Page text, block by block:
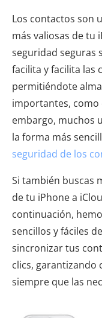
Los contactos son
más valiosas de tu
seguridad seguras
facilita y facilita las
permitiéndote
importantes, como
embargo, muchos
la forma más
seguridad de los
Si también buscas
de tu iPhone a
continuación,
sencillos y fáciles
sincronizar tus
clics, garantizando
siempre que las